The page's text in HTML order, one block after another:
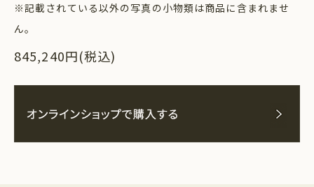
※記載されている以外の写真の小物類は商品に含まれませ
ん。
845,240円(税込)